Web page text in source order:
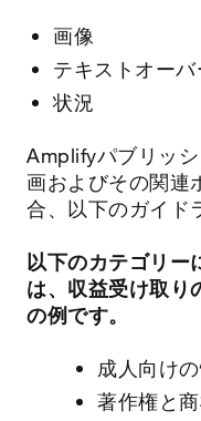
画像
テキストオーバ
状況
Amplifyパブリッ
画およびその関連
合、以下のガイド
以下のカテゴリー
は、収益受け取り
の例です。
成人向け
著作権と